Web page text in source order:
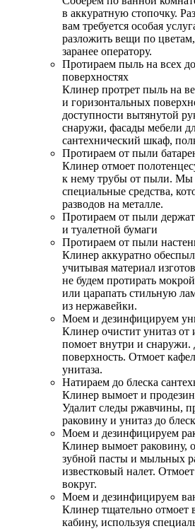
в аккуратную стопочку.
вам требуется особая
разложить вещи по
заранее оператору.
Протираем пыль на всех
поверхностях
Клинер протрет пыль на
и горизонтальных
доступности вытянутой
снаружи, фасады мебели
сантехнический шкаф,
Протираем от пыли
Клинер отмоет
к нему трубы от пыли. Мы
специальные средства,
разводов на металле.
Протираем от пыли
и туалетной бумаги
Протираем от пыли
Клинер аккуратно
учитывая материал
не будем протирать
или царапать стильную
из нержавейки.
Моем и дезинфицируем
Клинер очистит унитаз от
помоет внутри и
поверхность. Отмоет
унитаза.
Натираем до блеска
Клинер вымоет и
Удалит следы ржавчины,
раковину и унитаз до
Моем и дезинфицируем
Клинер вымоет раковину,
зубной пасты и мыльных
известковый налет.
вокруг.
Моем и дезинфицируем
Клинер тщательно
кабину, используя